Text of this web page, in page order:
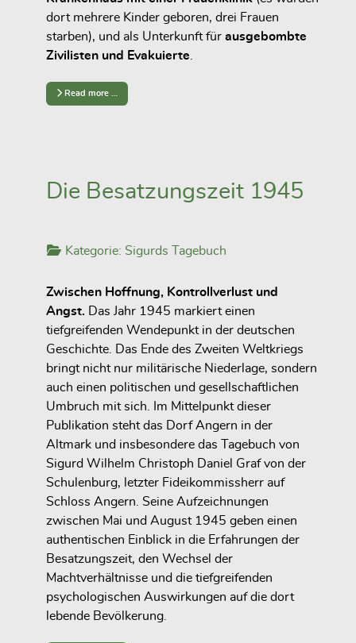
dort mehrere Kinder geboren, drei Frauen
starben), und als Unterkunft für ausgebombte
Zivilisten und Evakuierte.
Read more …
Die Besatzungszeit 1945
Kategorie: Sigurds Tagebuch
Zwischen Hoffnung, Kontrollverlust und
Angst.
Das Jahr 1945 markiert einen
tiefgreifenden Wendepunkt in der deutschen
Geschichte. Das Ende des Zweiten Weltkriegs
bringt nicht nur militärische Niederlage, sondern
auch einen politischen und gesellschaftlichen
Umbruch mit sich. Im Mittelpunkt dieser
Publikation steht das Dorf Angern in der
Altmark und insbesondere das Tagebuch von
Sigurd Wilhelm Christoph Daniel Graf von der
Schulenburg, letzter Fideikommissherr auf
Schloss Angern. Seine Aufzeichnungen
zwischen Mai und August 1945 geben einen
authentischen Einblick in die Erfahrungen der
Besatzungszeit, den Wechsel der
Machtverhältnisse und die tiefgreifenden
psychologischen Auswirkungen auf die dort
lebende Bevölkerung.